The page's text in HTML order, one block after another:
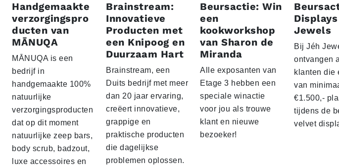
Handgemaakte
verzorgingspro
ducten van
MĀNUQA
MĀNUQA is een
bedrijf in
handgemaakte 100%
natuurlijke
verzorgingsproducten
dat op dit moment
natuurlijke zeep bars,
body scrub, badzout,
luxe accessoires en
Brainstream:
Innovatieve
Producten met
een Knipoog en
Duurzaam Hart
Brainstream, een
Duits bedrijf met meer
dan 20 jaar ervaring,
creëert innovatieve,
grappige en
praktische producten
die dagelijkse
problemen oplossen.
Beursactie: Win
een
kookworkshop
van Sharon de
Miranda
Alle exposanten van
Etage 3 hebben een
speciale winactie
voor jou als trouwe
klant en nieuwe
bezoeker!
Jewels
Bij Jéh
ontvangen
klanten die
van
€1.500,-
tijdens de
velvet